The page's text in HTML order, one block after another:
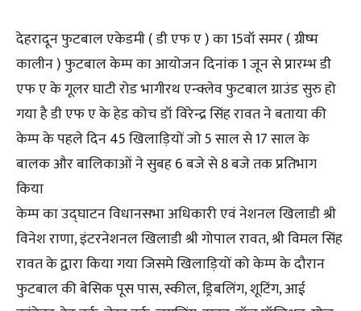
देहरादून फुटबाल एकेडमी ( डी एफ ए ) का 15वॉ समर ( ग्रीष्म
कालीन ) फुटबाल केम्प का आयोजन दिनांक 1 जून से प्रारम्भ डी
एफ ए के गूलर घाटी रोड भागीरथ एन्क्लेव फुटबाल ग्राउंड सुरु हो
गया है डी एफ ए के हेड कोच डॉ विरेन्द्र सिंह रावत ने बताया की
केम्प के पहले दिन 45 खिलाड़ियों जो 5 साल से 17 साल के
बालक और बालिकाओं ने सुबह 6 बजे से 8 बजे तक प्रतिभाग
किया
केम्प का उद्घाटन विधानसभा अधिकारी एवं नेशनल खिलाडी श्री
विनेश राणा, इंटरनेशनल खिलाडी श्री गोपाल रावत, श्री विमल सिंह
रावत के द्वारा किया गया जिसमे खिलाड़ियों को केम्प के दौरान
फुटबाल की बेसिक पूस पास, स्कील, ड्रिबलिंग, शूटिंग, आई